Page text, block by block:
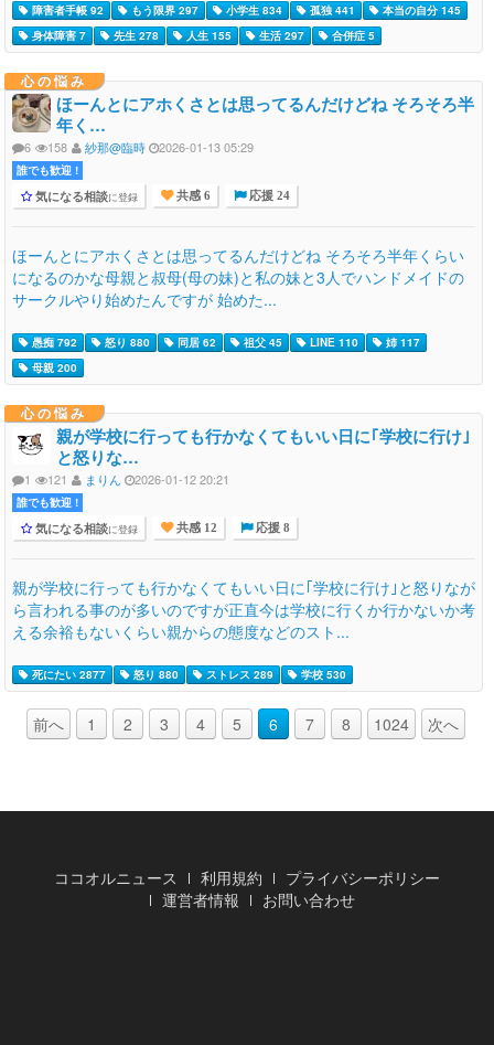
障害者手帳 92 もう限界 297 小学生 834 孤独 441
本当の自分 145
身体障害 7
先生 278 人生 155 生活 297 合併症 5
心の悩み
ほーんとにアホくさとは思ってるんだけどね そろそろ半
年く…
6 158 紗那@臨時 2026-01-13 05:29
誰でも歓迎 !
気になる相談に登録 共感 6 応援 24
ほーんとにアホくさとは思ってるんだけどね そろそろ半年くらい
になるのかな母親と叔母(母の妹)と私の妹と3人でハンドメイドの
サークルやり始めたんですが 始めた...
愚痴 792 怒り 880 同居 62 祖父 45 LINE 110
姉 117
母親 200
心の悩み
親が学校に行っても行かなくてもいい日に｢学校に行け｣
と怒りな…
1 121 まりん 2026-01-12 20:21
誰でも歓迎 !
気になる相談に登録 共感 12 応援 8
親が学校に行っても行かなくてもいい日に｢学校に行け｣と怒りなが
ら言われる事のが多いのですが正直今は学校に行くか行かないか考
える余裕もないくらい親からの態度などのスト...
死にたい 2877 怒り 880 ストレス 289 学校 530
前へ 1 2 3 4 5 6 7 8 1024 次へ
ココオルニュース 利用規約
プライバシーポリシー
運営者情報
お問い合わせ